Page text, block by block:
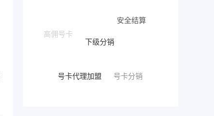
安全结算
号卡分销